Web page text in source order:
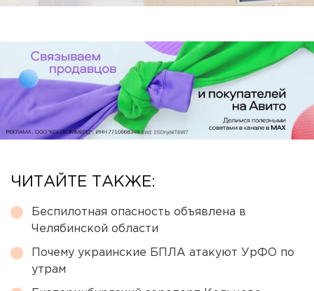
ЧИТАЙТЕ ТАКЖЕ:
Беспилотная опасность объявлена в
Челябинской области
Почему украинские БПЛА атакуют УрФО по
утрам